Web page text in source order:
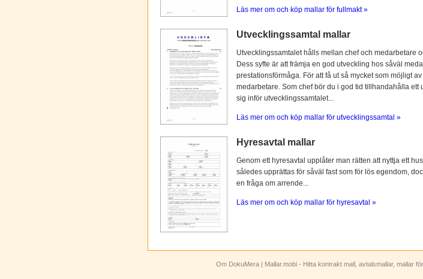
Läs mer om och köp mallar för fullmakt »
Utvecklingssamtal mallar
Utvecklingssamtalet hålls mellan chef och medarbetare
Dess syfte är att främja en god utveckling hos såväl
prestationsförmåga. För att få ut så mycket som möjligt
medarbetare. Som chef bör du i god tid tillhandahålla
sig inför utvecklingssamtalet...
Läs mer om och köp mallar för utvecklingssamtal »
Hyresavtal mallar
Genom ett hyresavtal upplåter man rätten att nyttja ett
således upprättas för såväl fast som för lös egendom,
en fråga om arrende...
Läs mer om och köp mallar för hyresavtal »
Om DokuMera | Mallar.mobi - Hitta kontrakt mall, avtalsmallar, mallar